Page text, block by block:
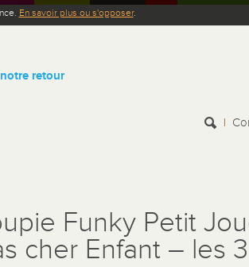
En savoir plus ou s'opposer.
retour
Funky Petit
cher Enfant – les 3